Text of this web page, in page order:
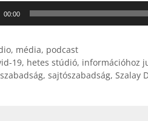
00:00
, média, podcast
19, hetes stúdió, információhoz
, sajtószabadság, Szalay